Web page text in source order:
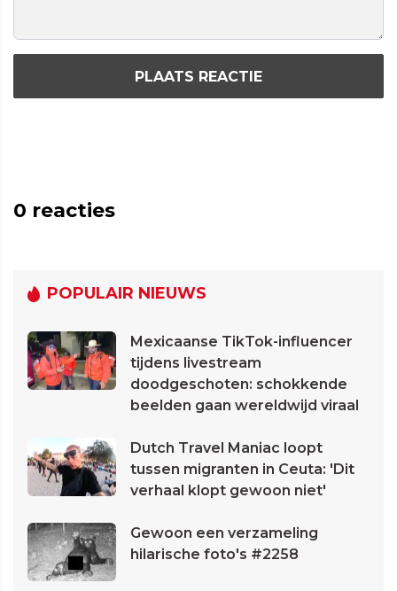
PLAATS REACTIE
0 reacties
POPULAIR NIEUWS
Mexicaanse TikTok-influencer
tijdens livestream
doodgeschoten: schokkende
beelden gaan wereldwijd viraal
Dutch Travel Maniac loopt
tussen migranten in Ceuta: 'Dit
verhaal klopt gewoon niet'
Gewoon een verzameling
hilarische foto's #2258